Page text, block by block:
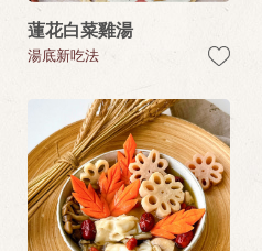
蓮花白菜雞湯
湯底新吃法